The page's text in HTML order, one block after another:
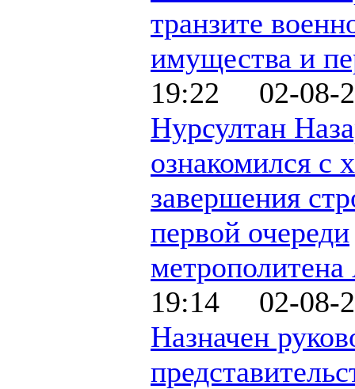
транзите
имущества и
19:22 02-08-
Нурсултан
ознакомился с
завершения
первой очереди
19:14 02-08-
Назначен